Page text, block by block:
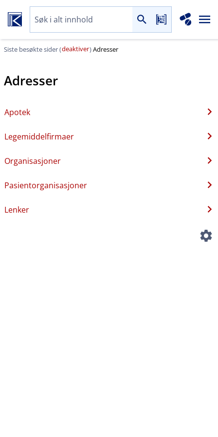
Siste besøkte sider (deaktiver)Adresser
Adresser
Apotek
Legemiddelfirmaer
Organisasjoner
Pasientorganisasjoner
Lenker